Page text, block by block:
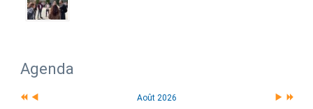
Agenda
Août 2026